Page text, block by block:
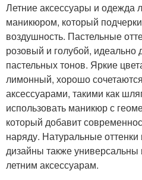
Летние аксессуары и одежда
маникюром, который
воздушность. Пастельные
розовый и голубой, идеально
пастельных тонов. Яркие
лимонный, хорошо
аксессуарами, такими как
использовать маникюр с
который добавит
наряду. Натуральные
дизайны также
летним аксессуарам.